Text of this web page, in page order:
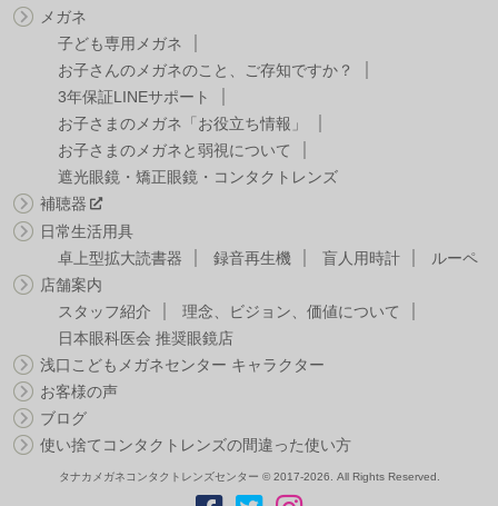
メガネ
子ども専用メガネ
お子さんのメガネのこと、ご存知ですか？
3年保証LINEサポート
お子さまのメガネ「お役立ち情報」
お子さまのメガネと弱視について
遮光眼鏡・矯正眼鏡・コンタクトレンズ
補聴器
日常生活用具
卓上型拡大読書器
録音再生機 盲人用時計
ルーペ
店舗案内
スタッフ紹介
理念、ビジョン、価値について
日本眼科医会 推奨眼鏡店
浅口こどもメガネセンター キャラクター
お客様の声
ブログ
使い捨てコンタクトレンズの間違った使い方
タナカメガネコンタクトレンズセンター © 2017-2026. All Rights Reserved.